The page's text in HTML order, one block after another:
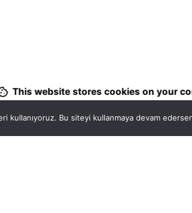
This website stores cookies on your
kullanıyoruz. Bu siteyi kullanmaya devam